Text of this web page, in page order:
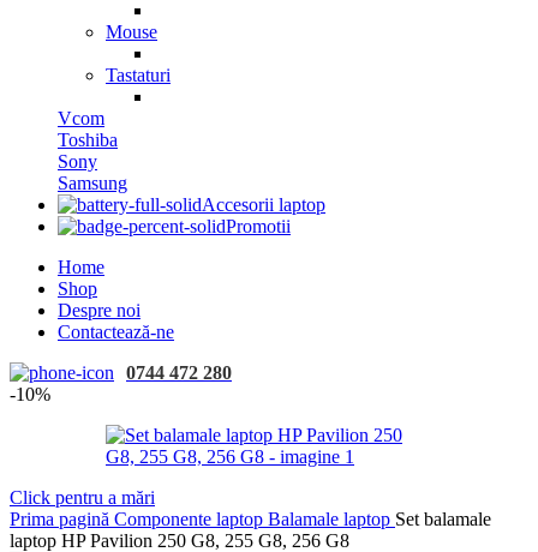
Mouse
Tastaturi
Vcom
Toshiba
Sony
Samsung
Accesorii laptop
Promotii
Home
Shop
Despre noi
Contactează-ne
0744 472 280
-10%
Click pentru a mări
Prima pagină Componente laptop Balamale laptop Set balamale
laptop HP Pavilion 250 G8, 255 G8, 256 G8